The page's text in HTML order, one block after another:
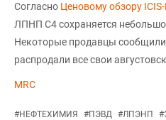
Согласно Ценовому обзору ICIS-
ЛПНП С4 сохраняется
Некоторые продавцы
распродали все свои
MRC
#НЕФТЕХИМИЯ #ПЭВД #ЛПЭНП #